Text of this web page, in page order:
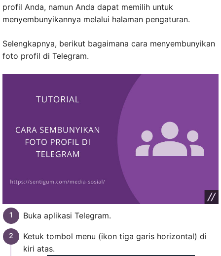
profil Anda, namun Anda dapat memilih untuk
menyembunyikannya melalui halaman pengaturan.
Selengkapnya, berikut bagaimana cara menyembunyikan
foto profil di Telegram.
Buka aplikasi Telegram.
Ketuk tombol menu (ikon tiga garis horizontal) di
kiri atas.